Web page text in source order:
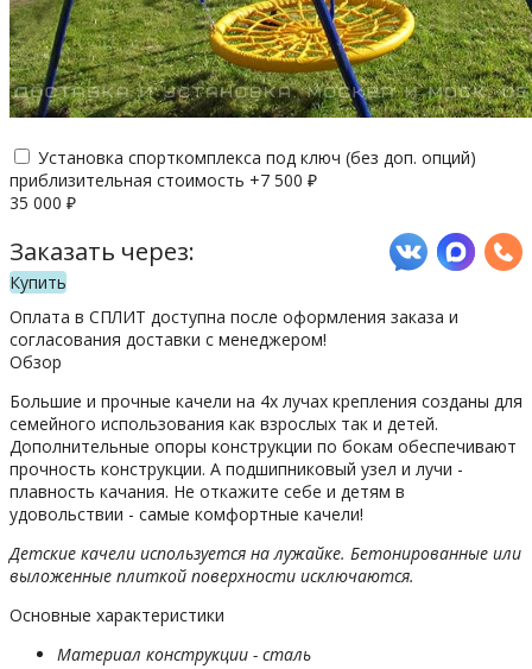
Установка спорткомплекса под ключ (без доп. опций)
приблизительная стоимость +7 500 ₽
35 000 ₽
Заказать через:
Купить
Оплата в СПЛИТ доступна после оформления заказа и
согласования доставки с менеджером!
Обзор
Большие и прочные качели на 4х лучах крепления созданы для
семейного использования как взрослых так и детей.
Дополнительные опоры конструкции по бокам обеспечивают
прочность конструкции. А подшипниковый узел и лучи -
плавность качания. Не откажите себе и детям в
удовольствии - самые комфортные качели!
Детские качели используется на лужайке. Бетонированные или
выложенные плиткой поверхности исключаются.
Основные характеристики
Материал конструкции - сталь